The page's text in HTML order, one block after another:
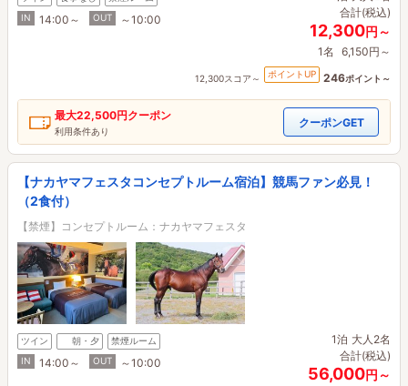
IN
14:00～ OUT ～10:00
合計(税込)
12,300円～
1名 6,150円～
12,300スコア～ ポイントUP 246ポイント～
最大22,500円クーポン
利用条件あり
クーポンGET
【ナカヤマフェスタコンセプトルーム宿泊】競馬ファン必見！
（2食付）
【禁煙】コンセプトルーム：ナカヤマフェスタ
ツイン 朝・夕
禁煙ルーム
IN
14:00～ OUT ～10:00
1泊 大人2名
合計(税込)
56,000円～